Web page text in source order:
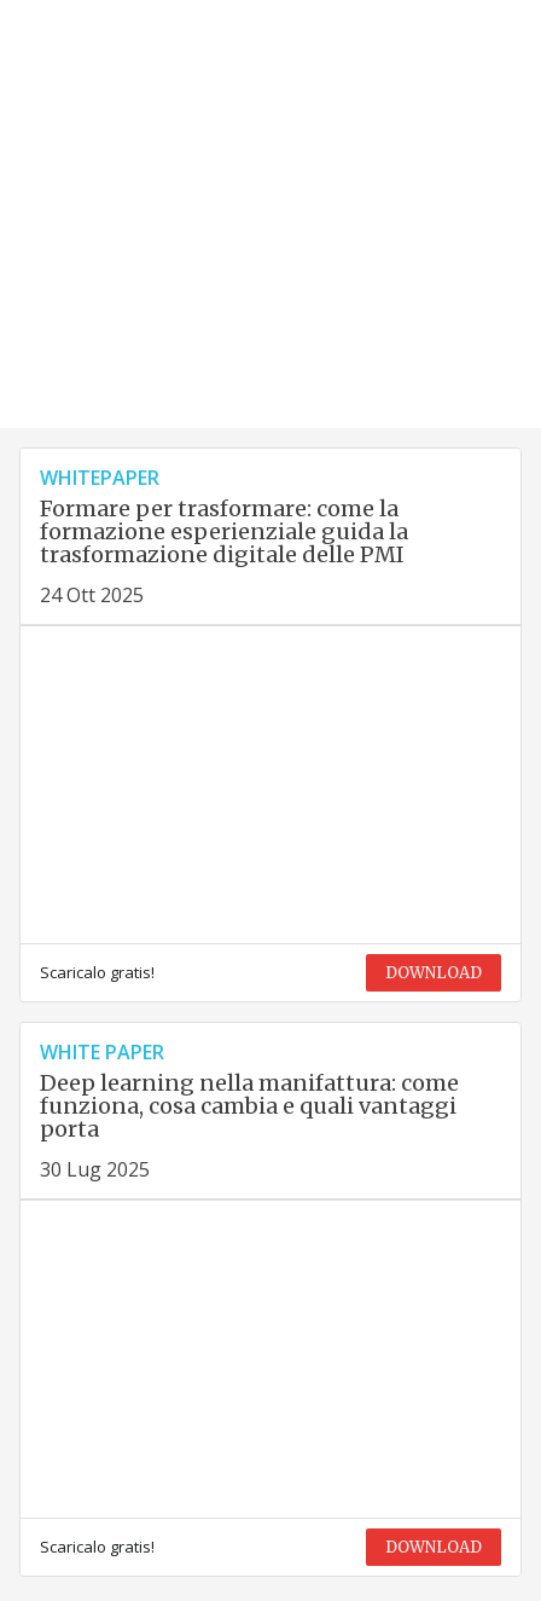
WHITEPAPER
Formare per trasformare: come la
formazione esperienziale guida la
trasformazione digitale delle PMI
24 Ott 2025
Scaricalo gratis! DOWNLOAD
WHITE PAPER
Deep learning nella manifattura: come
funziona, cosa cambia e quali vantaggi
porta
30 Lug 2025
Scaricalo gratis! DOWNLOAD